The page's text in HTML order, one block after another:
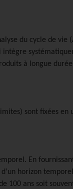
du cycle de vie
intègre
à longue
sont fixées
En
horizon
ans soit